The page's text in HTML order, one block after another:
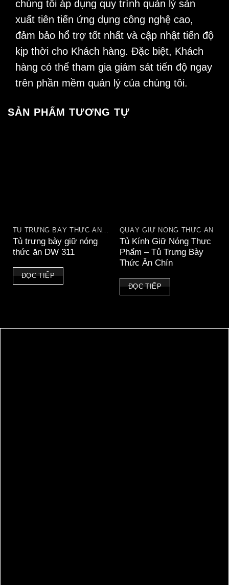
chúng tôi áp dụng quy trình quản lý sản
xuất tiên tiến ứng dụng công nghệ cao,
đảm bảo hổ trợ tốt nhất và cập nhật tiến độ
kịp thời cho Khách hàng. Đặc biệt, Khách
hàng có thể tham gia giám sát tiến độ ngay
trên phần mềm quản lý của chúng tôi.
SẢN PHẨM TƯƠNG TỰ
TỦ TRƯNG BÀY THỨC ĂN NÓNG
Tủ trưng bày giữ nóng
thức ăn DW 311
ĐỌC TIẾP
QUẦY GIỮ NÓNG THỨC ĂN
Tủ Kính Giữ Nóng Thực
Phẩm – Tủ Trưng Bày
Thức Ăn Chín
ĐỌC TIẾP